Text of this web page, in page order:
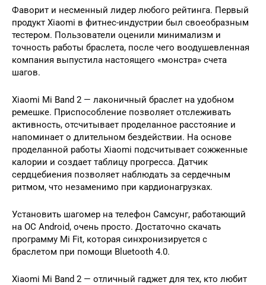
Фаворит и несменный лидер любого рейтинга. Первый
продукт Xiaomi в фитнес-индустрии был своеобразным
тестером. Пользователи оценили минимализм и
точность работы браслета, после чего воодушевленная
компания выпустила настоящего «монстра» счета
шагов.
Xiaomi Mi Band 2 — лаконичный браслет на удобном
ремешке. Приспособление позволяет отслеживать
активность, отсчитывает проделанное расстояние и
напоминает о длительном бездействии. На основе
проделанной работы Xiaomi подсчитывает сожженные
калории и создает таблицу прогресса. Датчик
сердцебиения позволяет наблюдать за сердечным
ритмом, что незаменимо при кардионагрузках.
Установить шагомер на телефон Самсунг, работающий
на ОС Android, очень просто. Достаточно скачать
программу Mi Fit, которая синхронизируется с
браслетом при помощи Bluetooth 4.0.
Xiaomi Mi Band 2 — отличный гаджет для тех, кто любит